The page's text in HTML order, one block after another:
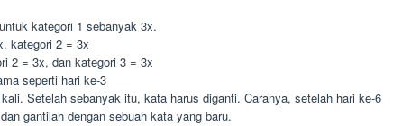
kategori 1 sebanyak 3x.
kategori 2 = 3x
2 = 3x, dan kategori 3 = 3x
seperti hari ke-3
Setelah sebanyak itu, kata harus diganti. Caranya, setelah hari ke-6
gantilah dengan sebuah kata yang baru.